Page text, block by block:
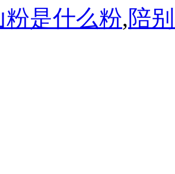
是什么粉,陪